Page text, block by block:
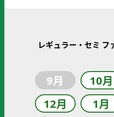
レギュラー・セミ フ
9月 10月
12月
1月